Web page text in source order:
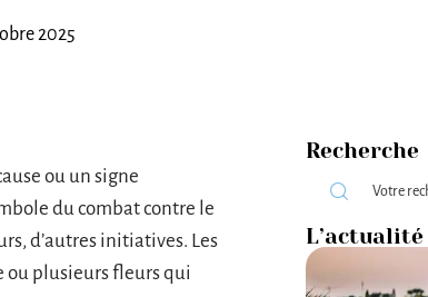
2025
ou un signe
du combat contre le
d’autres initiatives. Les
ou plusieurs fleurs qui
Recherche
L’actualité